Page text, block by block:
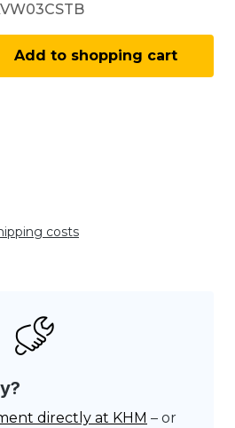
Enter the desired
Add to shopping cart
costs
directly at KHM – or